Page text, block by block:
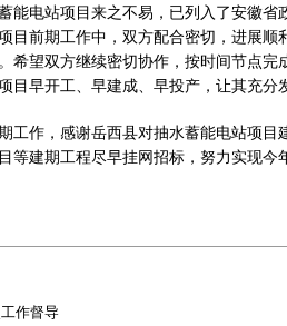
能电站项目来之不易，已列入了安徽
目前期工作中，双方配合密切，进展
希望双方继续密切协作，按时间节点完
目早开工、早建成、早投产，让其充分
工作，感谢岳西县对抽水蓄能电站项
等建期工程尽早挂网招标，努力实现今
作督导